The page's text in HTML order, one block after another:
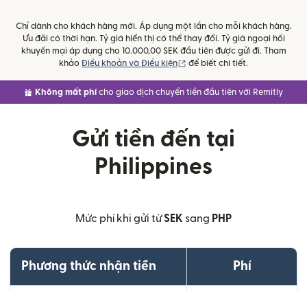
Chỉ dành cho khách hàng mới. Áp dụng một lần cho mỗi khách hàng.
Ưu đãi có thời hạn. Tỷ giá hiển thị có thể thay đổi. Tỷ giá ngoại hối
khuyến mại áp dụng cho 10.000,00 SEK đầu tiên được gửi đi. Tham
khảo Điều khoản và Điều kiện (mở trong cửa sổ mới)
để biết chi tiết.
Không mất phí cho giao dịch chuyển tiền đầu tiên với Remitly
Gửi tiền đến tại
Philippines
Mức phí khi gửi từSEK sang PHP
Phương thức nhận tiền Phí